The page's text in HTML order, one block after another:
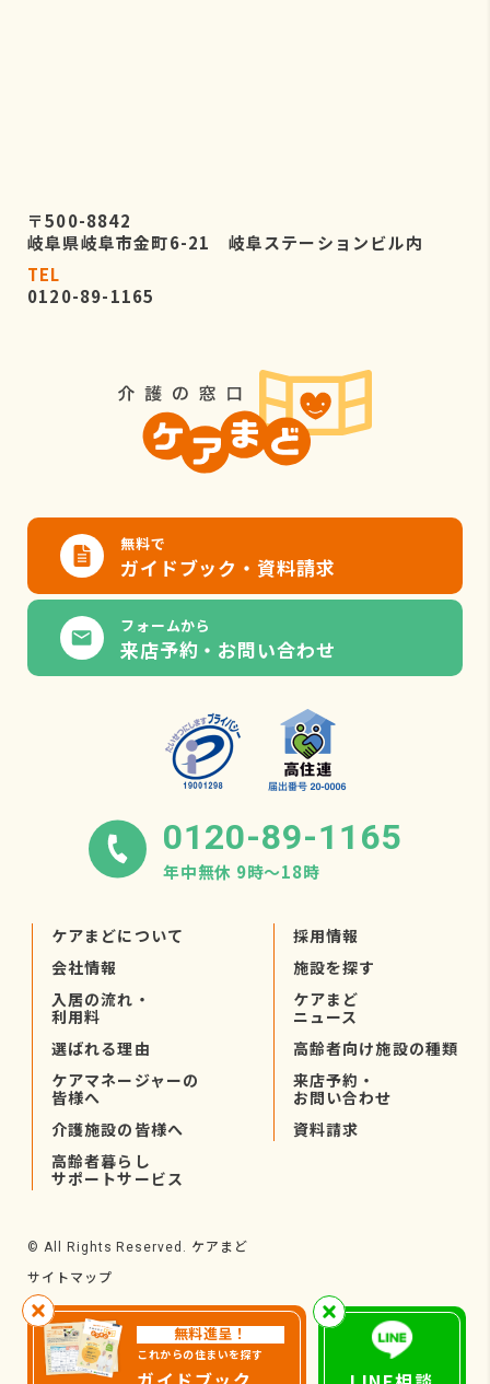
無料進呈！
これからの住まいを探す
〒500-8842
岐阜県岐阜市金町6-21 岐阜ステーションビル内
TEL
0120-89-1165
無料で
ガイドブック・資料請求
フォームから
来店予約・お問い合わせ
0120-89-1165
年中無休 9時〜18時
ケアまどについて
会社情報
入居の流れ・
利用料
選ばれる理由
ケアマネージャーの
皆様へ
介護施設の皆様へ
高齢者暮らし
サポートサービス
採用情報
施設を探す
ケアまど
ニュース
高齢者向け施設の種類
来店予約・
お問い合わせ
資料請求
© All Rights Reserved. ケアまど
サイトマップ